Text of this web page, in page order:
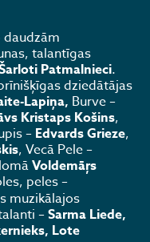
talantīgas
Patmalnieci.
dziedātājas
Lapiņa, Burve –
Kristaps Košins,
– Edvards Grieze,
, Vecā Pele –
Voldemāŗs
peles –
muzikālajos
–Sarma Liede,
Lote